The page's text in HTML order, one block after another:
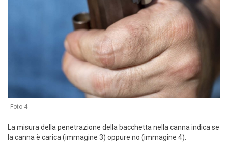
Foto 4
La misura della penetrazione della bacchetta nella canna indica se
la canna è carica (immagine 3) oppure no (immagine 4).